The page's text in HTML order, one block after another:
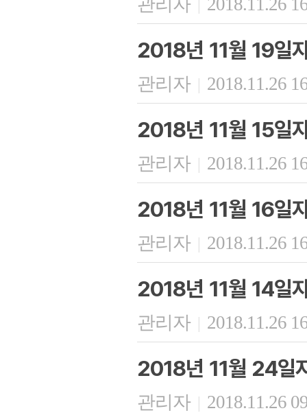
관리자 2018.11.26
2018년 11월 19일
관리자 | 2018.11.26
2018년 11월 15일
관리자 | 2018.11.26
2018년 11월 16일
관리자 | 2018.11.26
2018년 11월 14일
관리자 | 2018.11.26
2018년 11월 24일
관리자 | 2018.11.26